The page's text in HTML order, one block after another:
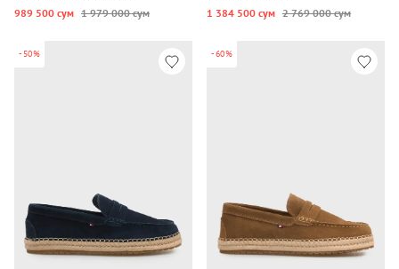
989 500 сум 1 979 000 сум 1 384 500 сум 2 769 000 сум
-50% -60%